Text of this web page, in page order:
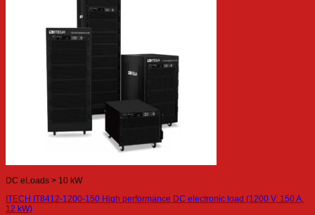
DC eLoads > 10 kW
ITECH IT8412-1200-150 High performance DC electronic load (1200 V, 150 A,
12 kW)